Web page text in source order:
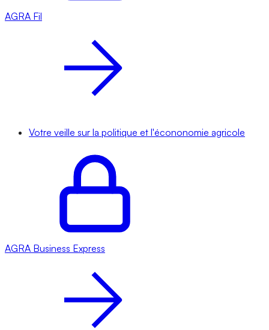
AGRA Fil
Votre veille sur la politique et l'écononomie agricole
AGRA Business Express